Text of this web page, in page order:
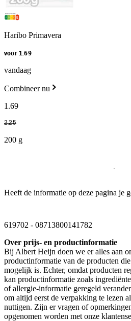
Haribo Primavera
voor 1.69
vandaag
Combineer nu
1 .69
2.25
200 g
Heeft de informatie op deze pagina je
619702 - 08713800141782
Over prijs- en productinformatie
Bij Albert Heijn doen we er alles aan
productinformatie van de producten
mogelijk is. Echter, omdat producten
kan productinformatie zoals
of allergie-informatie geregeld
om altijd eerst de verpakking te lezen
nuttigen. Zijn er vragen of
opgenomen worden met onze